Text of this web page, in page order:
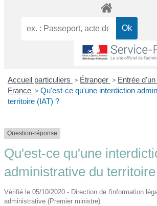
Accueil particuliers > Étranger > Entrée
France > Qu'est-ce qu'une interdiction
territoire (IAT) ?
Question-réponse
Qu'est-ce qu'une
administrative du
Vérifié le 05/10/2020 - Direction de l'information
administrative (Premier ministre)